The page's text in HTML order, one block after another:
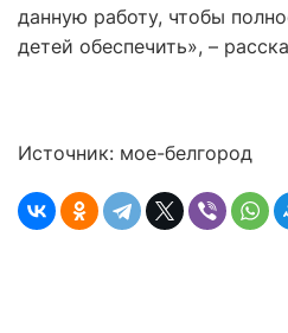
данную работу, чтобы
детей обеспечить», –
Источник: мое-белгород